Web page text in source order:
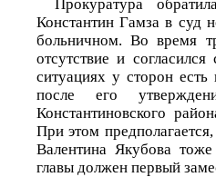
Прокуратура
Константин Гамза в суд
больничном. Во время
отсутствие и
ситуациях у сторон
после его
Константиновского
При этом
Валентина Якубова
главы должен первый